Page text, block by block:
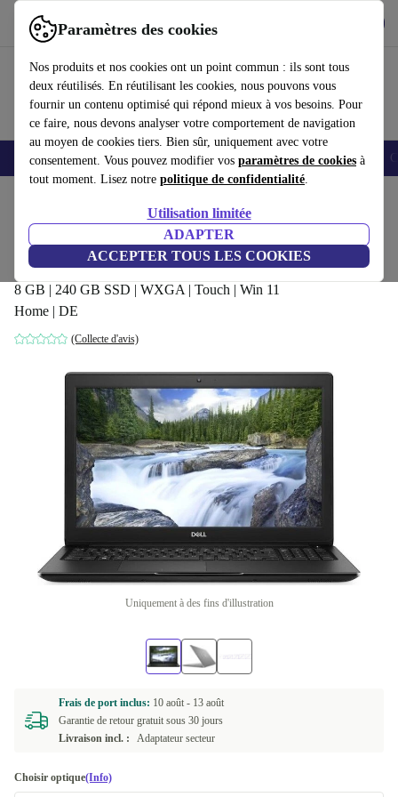
Paramètres des cookies
Nos produits et nos cookies ont un point commun : ils sont tous
deux réutilisés. En réutilisant les cookies, nous pouvons vous
fournir un contenu optimisé qui répond mieux à vos besoins. Pour
ce faire, nous devons analyser votre comportement de navigation
au moyen de cookies tiers. Bien sûr, uniquement avec votre
consentement. Vous pouvez modifier vos paramètres de cookies à
tout moment. Lisez notre politique de confidentialité.
Utilisation limitée
ADAPTER
ACCEPTER TOUS LES COOKIES
Utilisez refurbed rapidement et facilement
Smartphones Laptops Tablettes Montres connectées Accessoires
Dell Latitude 15 3500 | i5-8265U
| 15.6"
8 GB | 240 GB SSD | WXGA | Touch | Win 11
Home | DE
(Collecte d'avis)
350,85 €
Uniquement à des fins d'illustration
Frais de port inclus: 10 août - 13 août
Garantie de retour gratuit sous 30 jours
Livraison incl. :
Adaptateur secteur
Choisir optique(Info)